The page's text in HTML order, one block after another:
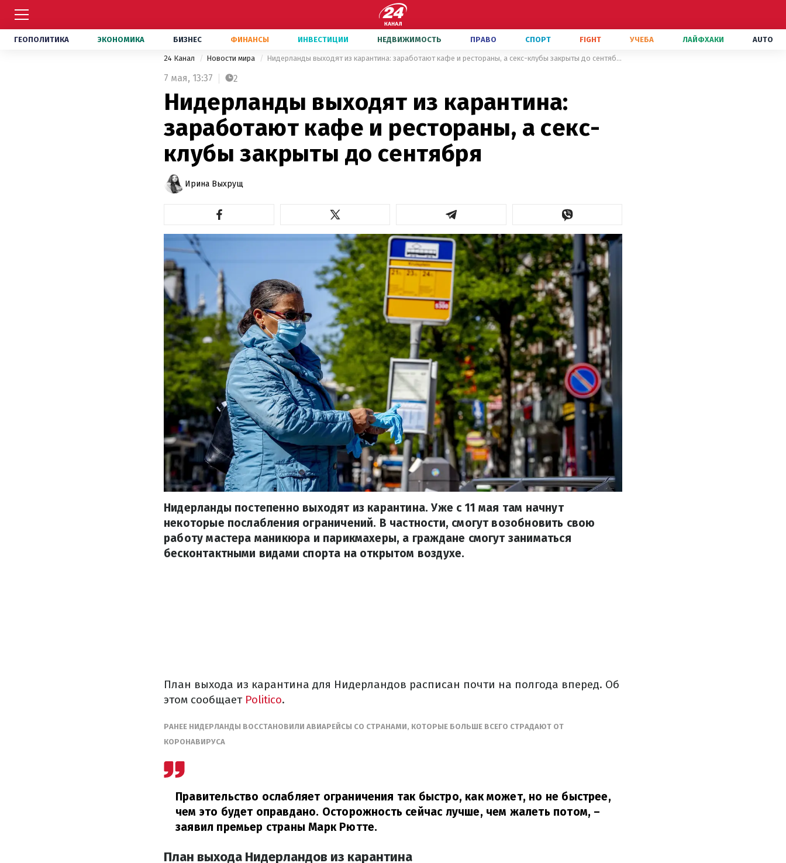
ГЕОПОЛИТИКА ЭКОНОМИКА БИЗНЕС ФИНАНСЫ ИНВЕСТИЦИИ НЕДВИЖИМОСТЬ ПРАВО СПОРТ FIGHT УЧЕБА ЛАЙФХАКИ AUTO
24 Канал Новости мира Нидерланды выходят из карантина: заработают кафе и рестораны, а секс-клубы закрыты до сентября
7 мая, 13:37 2
Нидерланды выходят из карантина:
заработают кафе и рестораны, а секс-
клубы закрыты до сентября
Ирина Выхрущ
Нидерланды постепенно выходят из карантина. Уже с 11 мая там начнут
некоторые послабления ограничений. В частности, смогут возобновить свою
работу мастера маникюра и парикмахеры, а граждане смогут заниматься
бесконтактными видами спорта на открытом воздухе.
План выхода из карантина для Нидерландов расписан почти на полгода вперед. Об
этом сообщает Politico.
РАНЕЕ НИДЕРЛАНДЫ ВОССТАНОВИЛИ АВИАРЕЙСЫ СО СТРАНАМИ, КОТОРЫЕ БОЛЬШЕ ВСЕГО СТРАДАЮТ ОТ
КОРОНАВИРУСА
Правительство ослабляет ограничения так быстро, как может, но не быстрее,
чем это будет оправдано. Осторожность сейчас лучше, чем жалеть потом, –
заявил премьер страны Марк Рютте.
План выхода Нидерландов из карантина